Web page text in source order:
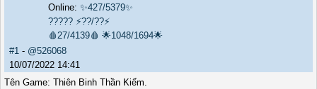
Online: ✨427/5379✨
????? ⚡??/??⚡
🩸27/4139🩸 🌟1048/1694🌟
#1 - @526068
10/07/2022 14:41
Tên Game: Thiên Binh Thần Kiếm.